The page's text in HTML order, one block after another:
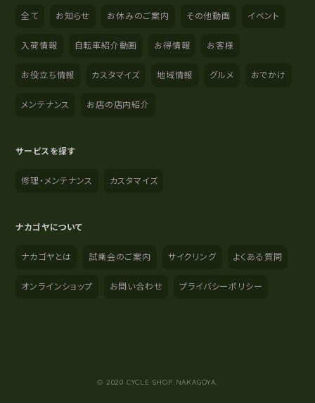
全て お知らせ お休みのご案内 その他動画 イベント
入荷情報 自転車紹介動画 お得情報 お客様
お役立ち情報 カスタマイズ 地域情報 グルメ おでかけ
メンテナンス お店の店内紹介
サービスを探す
修理・メンテナンス カスタマイズ
ナカゴヤについて
ナカゴヤとは 試乗会のご案内 サイクリング よくある質問
オンラインショップ お問い合わせ プライバシーポリシー
© 2020 CYCLE SHOP NAKAGOYA.